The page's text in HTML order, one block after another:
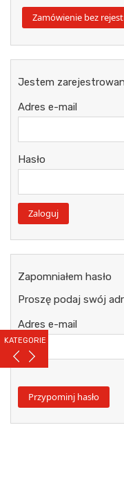
KATEGORIE
Jestem
Adres e-mail
Hasło
Zapomniałem hasło
Proszę podaj swój
Adres e-mail